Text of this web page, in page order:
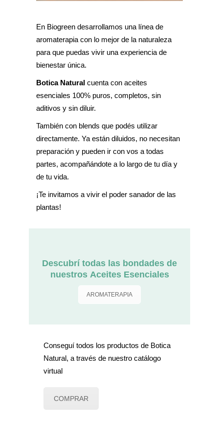
En Biogreen desarrollamos una línea de
aromaterapia con lo mejor de la naturaleza
para que puedas vivir una experiencia de
bienestar única.
Botica Natural cuenta con aceites
esenciales 100% puros, completos, sin
aditivos y sin diluir.
También con blends que podés utilizar
directamente. Ya están diluidos, no necesitan
preparación y pueden ir con vos a todas
partes, acompañándote a lo largo de tu día y
de tu vida.
¡Te invitamos a vivir el poder sanador de las
plantas!
Descubrí todas las bondades de
nuestros Aceites Esenciales
AROMATERAPIA
Conseguí todos los productos de Botica
Natural, a través de nuestro catálogo
virtual
COMPRAR